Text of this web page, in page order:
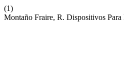
(1)
Montaño Fraire, R. Dispositivos